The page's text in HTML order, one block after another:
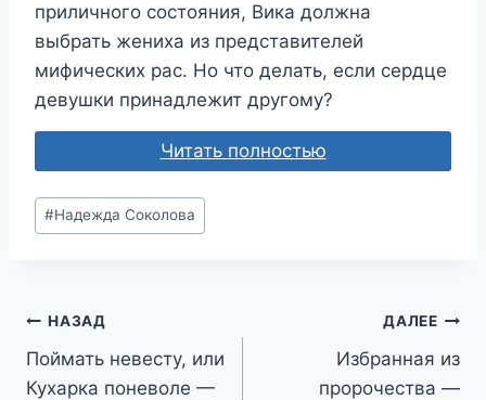
приличного состояния, Вика должна
выбрать жениха из представителей
мифических рас. Но что делать, если сердце
девушки принадлежит другому?
Читать полностью
Метки
записи:
#Надежда Соколова
Навигация
по
НАЗАД
Поймать невесту, или
Кухарка поневоле —
ДАЛЕЕ
Избранная из
пророчества —